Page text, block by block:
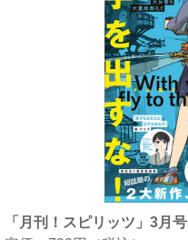
「月刊！スピリッツ」3月号